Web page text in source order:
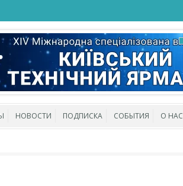
НОВОСТИ ПОДПИСКА СОБЫТИЯ О НАС